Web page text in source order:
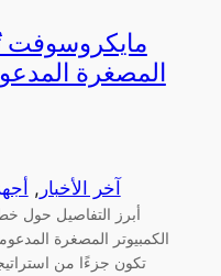
مايكروسوفت
المصغرة
آخر الأخبار ,
أبرز التفاصيل حول
الكمبيوتر المصغرة
تكون جزءًا من